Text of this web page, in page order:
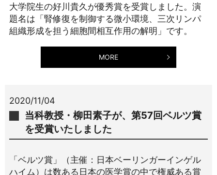
大学院生の好川貴久が優秀賞を受賞しました。演
題名は「腎修復を制御する微小環境、三次リンパ
組織形成を担う細胞間相互作用の解明」です。
MORE
2020/11/04
当科教授・柳田素子が、第57回ベルツ賞
を受賞いたしました
「ベルツ賞」（主催：日本ベーリンガーインゲル
ハイム）は数ある日本の医学賞の中で権威ある賞